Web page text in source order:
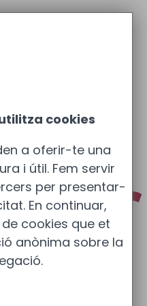
cookies
a oferir-te una
i útil. Fem servir
per presentar-
En continuar,
cookies que et
anònima sobre la